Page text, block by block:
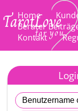
Home
Berater
Kontakt